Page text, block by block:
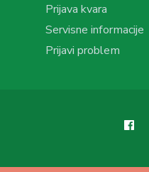
Prijava kvara
Servisne informacije
Prijavi problem